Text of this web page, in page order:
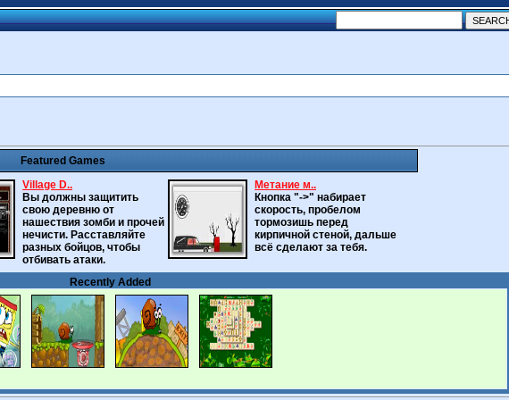
Featured Games
Village D..
Вы должны защитить
свою деревню от
нашествия зомби и прочей
нечисти. Расставляйте
разных бойцов, чтобы
отбивать атаки.
Метание м..
Кнопка "->" набирает
скорость, пробелом
тормозишь перед
кирпичной стеной, дальше
всё сделают за тебя.
Recently Added